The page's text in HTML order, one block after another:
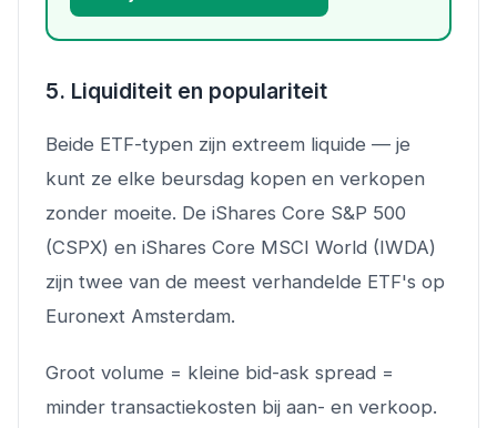
5. Liquiditeit en populariteit
Beide ETF-typen zijn extreem liquide — je
kunt ze elke beursdag kopen en verkopen
zonder moeite. De iShares Core S&P 500
(CSPX) en iShares Core MSCI World (IWDA)
zijn twee van de meest verhandelde ETF's op
Euronext Amsterdam.
Groot volume = kleine bid-ask spread =
minder transactiekosten bij aan- en verkoop.